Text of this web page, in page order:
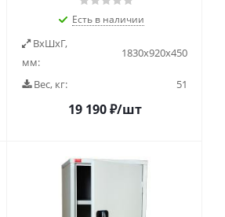
Есть в наличии
ВxШxГ,
мм:
1830х920х450
Вес, кг: 51
19 190₽/шт